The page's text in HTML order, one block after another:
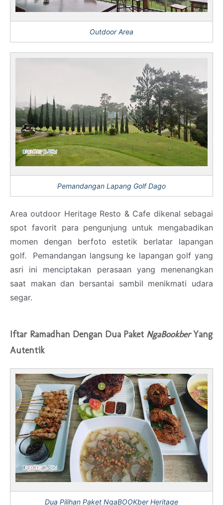
Outdoor Area
Pemandangan Lapang Golf Dago
Area outdoor Heritage Resto & Cafe dikenal sebagai
spot favorit para pengunjung untuk mengabadikan
momen dengan berfoto estetik berlatar lapangan
golf. Pemandangan langsung ke lapangan golf yang
asri ini menciptakan perasaan yang menenangkan
saat makan dan bersantai sambil menikmati udara
segar.
Iftar Ramadhan Dengan Dua Paket NgaBookberYang
Autentik
Dua Pilihan Paket NgaBOOKber Heritage